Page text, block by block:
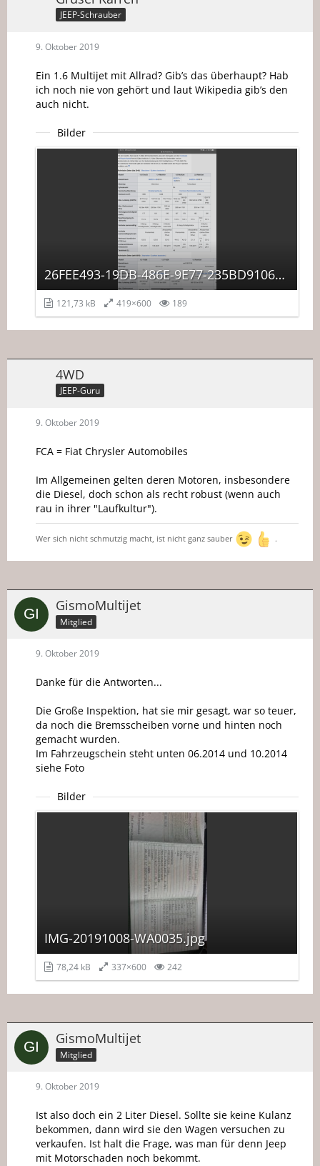
JEEP-Schrauber
9. Oktober 2019
Ein 1.6 Multijet mit Allrad? Gib’s das überhaupt? Hab
ich noch nie von gehört und laut Wikipedia gib’s den
auch nicht.
Bilder
26FEE493-19DB-486E-9E77-235BD9106C2B.png
121,73 kB 419×600 189
4WD
JEEP-Guru
9. Oktober 2019
FCA = Fiat Chrysler Automobiles
Im Allgemeinen gelten deren Motoren, insbesondere
die Diesel, doch schon als recht robust (wenn auch
rau in ihrer "Laufkultur").
Wer sich nicht schmutzig macht, ist nicht ganz sauber .
GismoMultijet
Mitglied
9. Oktober 2019
Danke für die Antworten...
Die Große Inspektion, hat sie mir gesagt, war so teuer,
da noch die Bremsscheiben vorne und hinten noch
gemacht wurden.
Im Fahrzeugschein steht unten 06.2014 und 10.2014
siehe Foto
Bilder
IMG-20191008-WA0035.jpg
78,24 kB 337×600 242
GismoMultijet
Mitglied
9. Oktober 2019
Ist also doch ein 2 Liter Diesel. Sollte sie keine Kulanz
bekommen, dann wird sie den Wagen versuchen zu
verkaufen. Ist halt die Frage, was man für denn Jeep
mit Motorschaden noch bekommt.